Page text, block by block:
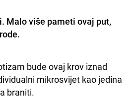
Malo više pameti ovaj put,
bude ovaj krov iznad
mikrosvijet kao jedina
braniti.